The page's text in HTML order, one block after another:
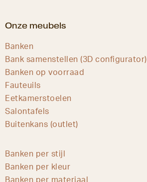
Onze meubels
Banken
Bank samenstellen (3D configurator)
Banken op voorraad
Fauteuils
Eetkamerstoelen
Salontafels
Buitenkans (outlet)
Banken per stijl
Banken per kleur
Banken per materiaal